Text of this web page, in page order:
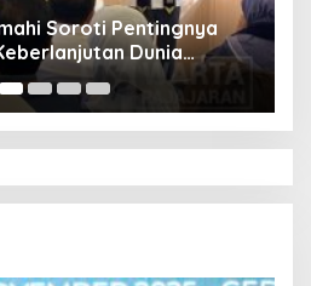
Soroti Pentingnya
Dunia